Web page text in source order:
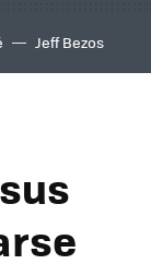
Jeff Bezos